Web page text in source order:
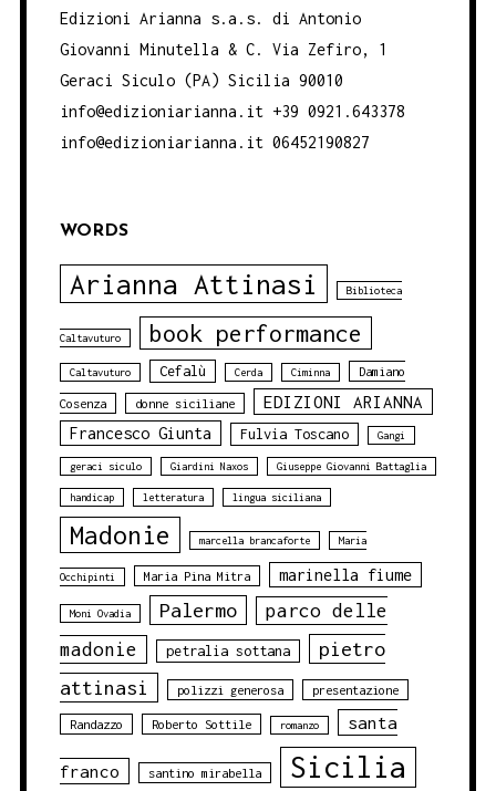
Edizioni Arianna s.a.s. di Antonio
Giovanni Minutella & C. Via Zefiro, 1
Geraci Siculo (PA) Sicilia 90010
info@edizioniarianna.it +39 0921.643378
info@edizioniarianna.it 06452190827
WORDS
Arianna Attinasi Biblioteca
Caltavuturo book performance
Caltavuturo Cefalù Cerda Ciminna Damiano
Cosenza donne siciliane EDIZIONI ARIANNA
Francesco Giunta Fulvia Toscano Gangi
geraci siculo Giardini Naxos Giuseppe Giovanni Battaglia
handicap letteratura lingua siciliana
Madonie marcella brancaforte Maria
Occhipinti Maria Pina Mitra marinella fiume
Moni Ovadia Palermo
parco delle
madonie
petralia sottana
pietro
attinasi
polizzi generosa presentazione
Randazzo Roberto Sottile romanzo santa
franco santino mirabella Sicilia